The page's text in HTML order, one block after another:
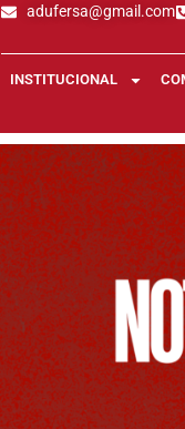
adufersa@gmail.com
INSTITUCIONAL